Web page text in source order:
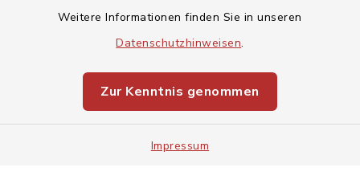
Weitere Informationen finden Sie in unseren
Datenschutzhinweisen.
Zur Kenntnis genommen
Impressum
Barrierefreiheit
Sitemap